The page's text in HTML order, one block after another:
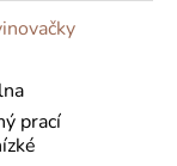
prací